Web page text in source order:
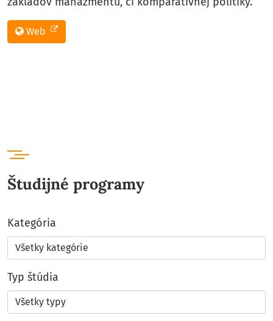
Web
Študijné programy
Kategória
Typ štúdia